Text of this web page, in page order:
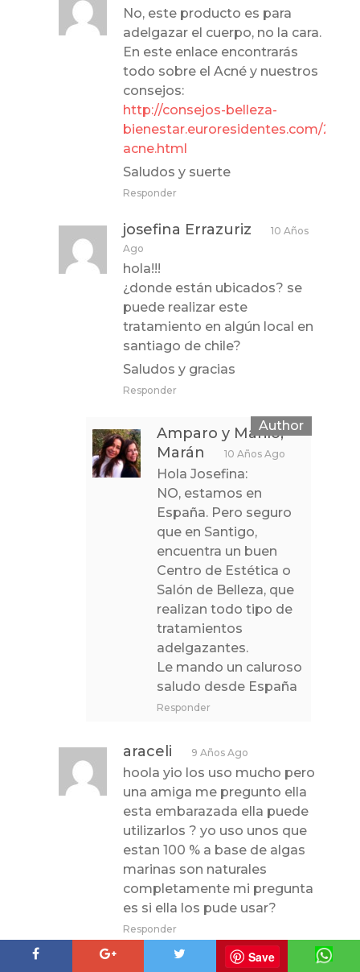
No, este producto es para
adelgazar el cuerpo, no la cara.
En este enlace encontrarás
todo sobre el Acné y nuestros
consejos:
http://consejos-belleza-
bienestar.euroresidentes.com/
acne.html
Saludos y suerte
Responder
josefina Errazuriz
10 Años
Ago
hola!!!
¿donde están ubicados? se
puede realizar este
tratamiento en algún local en
santiago de chile?
Saludos y gracias
Responder
Amparo y Mariló,
Marán
10 Años Ago
Hola Josefina:
NO, estamos en
España. Pero seguro
que en Santigo,
encuentra un buen
Centro de Estética o
Salón de Belleza, que
realizan todo tipo de
tratamientos
adelgazantes.
Le mando un caluroso
saludo desde España
Responder
araceli 9 Años Ago
hoola yio los uso mucho pero
una amiga me pregunto ella
esta embarazada ella puede
utilizarlos ? yo uso unos que
estan 100 % a base de algas
marinas son naturales
completamente mi pregunta
es si ella los pude usar?
Responder
Save